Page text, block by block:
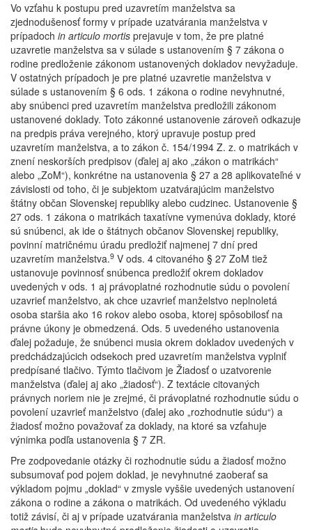
Vo vzťahu k postupu pred uzavretím manželstva sa
zjednodušenosť formy v prípade uzatvárania manželstva v
prípadoch in articulo mortis prejavuje v tom, že pre platné
uzavretie manželstva sa v súlade s ustanovením § 7 zákona o
rodine predloženie zákonom ustanovených dokladov nevyžaduje.
V ostatných prípadoch je pre platné uzavretie manželstva v
súlade s ustanovením § 6 ods. 1 zákona o rodine nevyhnutné,
aby snúbenci pred uzavretím manželstva predložili zákonom
ustanovené doklady. Toto zákonné ustanovenie zároveň odkazuje
na predpis práva verejného, ktorý upravuje postup pred
uzavretím manželstva, a to zákon č. 154/1994 Z. z. o matrikách v
znení neskorších predpisov (ďalej aj ako „zákon o matrikách“
alebo „ZoM“), konkrétne na ustanovenia § 27 a 28 aplikovateľné v
závislosti od toho, či je subjektom uzatvárajúcim manželstvo
štátny občan Slovenskej republiky alebo cudzinec. Ustanovenie §
27 ods. 1 zákona o matrikách taxatívne vymenúva doklady, ktoré
sú snúbenci, ak ide o štátnych občanov Slovenskej republiky,
povinní matričnému úradu predložiť najmenej 7 dní pred
uzavretím manželstva.9 V ods. 4 citovaného § 27 ZoM tiež
ustanovuje povinnosť snúbenca predložiť okrem dokladov
uvedených v ods. 1 aj právoplatné rozhodnutie súdu o povolení
uzavrieť manželstvo, ak chce uzavrieť manželstvo neplnoletá
osoba staršia ako 16 rokov alebo osoba, ktorej spôsobilosť na
právne úkony je obmedzená. Ods. 5 uvedeného ustanovenia
ďalej požaduje, že snúbenci musia okrem dokladov uvedených v
predchádzajúcich odsekoch pred uzavretím manželstva vyplniť
predpísané tlačivo. Týmto tlačivom je Žiadosť o uzatvorenie
manželstva (ďalej aj ako „žiadosť“). Z textácie citovaných
právnych noriem nie je zrejmé, či právoplatné rozhodnutie súdu o
povolení uzavrieť manželstvo (ďalej ako „rozhodnutie súdu“) a
žiadosť možno považovať za doklady, na ktoré sa vzťahuje
výnimka podľa ustanovenia § 7 ZR.
Pre zodpovedanie otázky či rozhodnutie súdu a žiadosť možno
subsumovať pod pojem doklad, je nevyhnutné zaoberať sa
výkladom pojmu „doklad“ v zmysle vyššie uvedených ustanovení
zákona o rodine a zákona o matrikách. Od uvedeného výkladu
totiž závisí, či aj v prípade uzatvárania manželstva in articulo